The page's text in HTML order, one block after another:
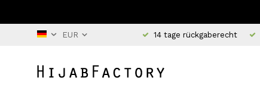
14 tage rückgaberecht